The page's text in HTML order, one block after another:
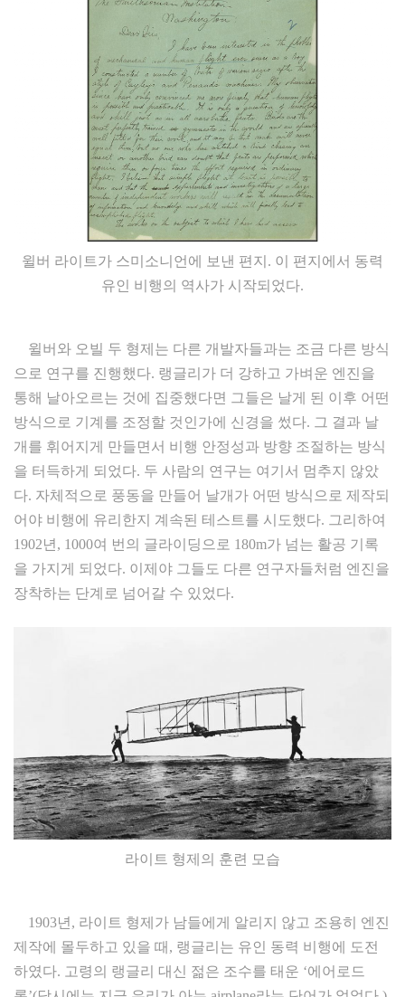
윌버 라이트가 스미소니언에 보낸 편지. 이 편지에서 동력
유인 비행의 역사가 시작되었다.
윌버와 오빌 두 형제는 다른 개발자들과는 조금 다른 방식
으로 연구를 진행했다. 랭글리가 더 강하고 가벼운 엔진을
통해 날아오르는 것에 집중했다면 그들은 날게 된 이후 어떤
방식으로 기계를 조정할 것인가에 신경을 썼다. 그 결과 날
개를 휘어지게 만들면서 비행 안정성과 방향 조절하는 방식
을 터득하게 되었다. 두 사람의 연구는 여기서 멈추지 않았
다. 자체적으로 풍동을 만들어 날개가 어떤 방식으로 제작되
어야 비행에 유리한지 계속된 테스트를 시도했다. 그리하여
1902년, 1000여 번의 글라이딩으로 180m가 넘는 활공 기록
을 가지게 되었다. 이제야 그들도 다른 연구자들처럼 엔진을
장착하는 단계로 넘어갈 수 있었다.
라이트 형제의 훈련 모습
1903년, 라이트 형제가 남들에게 알리지 않고 조용히 엔진
제작에 몰두하고 있을 때, 랭글리는 유인 동력 비행에 도전
하였다. 고령의 랭글리 대신 젊은 조수를 태운 ‘에어로드